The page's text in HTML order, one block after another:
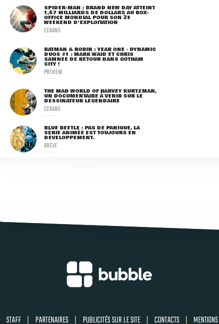
SPIDER-MAN : BRAND NEW DAY ATTEINT
1,67 MILLIARDS DE DOLLARS AU BOX-
OFFICE MONDIAL POUR SON 2E
WEEKEND D'EXPLOITATION
ECRANS
BATMAN & ROBIN : YEAR ONE - DYNAMIC
DUOS #1 : MARK WAID ET CHRIS
SAMNEE DE RETOUR DANS GOTHAM
CITY !
PREVIEW
THE MAD WORLD OF HARVEY KURTZMAN,
UN DOCUMENTAIRE À VENIR SUR LE
DESSINATEUR LÉGENDAIRE
ECRANS
BLUE BEETLE : PAS DE PANIQUE, LA
SÉRIE ANIMÉE EST TOUJOURS EN
DÉVELOPPEMENT.
BRÈVE
STAFF | PARTENAIRES | PUBLICITÉS SUR LE SITE | CONTACTS | MENTIONS